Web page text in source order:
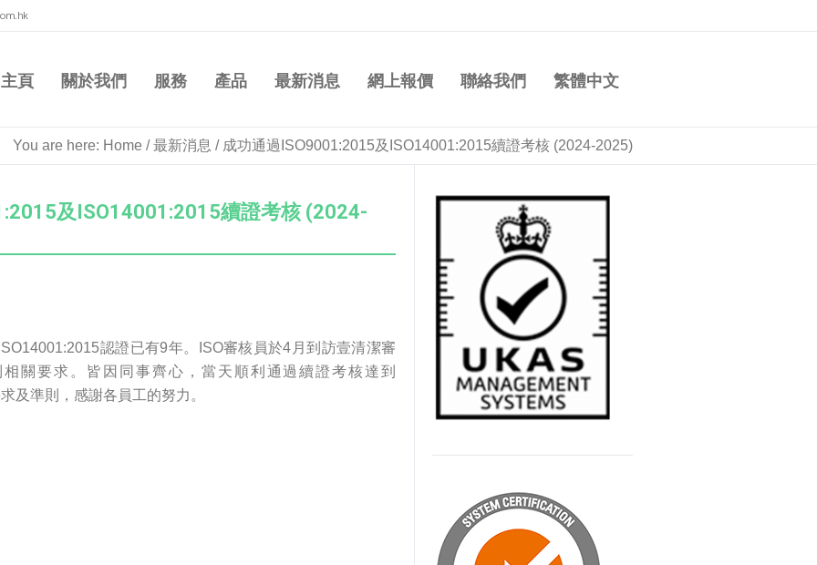
主頁 關於我們 服務 產品 最新消息 網上報價 聯絡我們 繁體中文
You are here: Home /最新消息 / 成功通過ISO9001:2015及ISO14001:2015續證考核 (2024-2025)
及ISO14001:2015續證考核 (2024-
認證已有9年。ISO審核員於4月到訪壹清潔審
關要求。皆因同事齊心，當天順利通過續證考核達到
及準則，感謝各員工的努力。